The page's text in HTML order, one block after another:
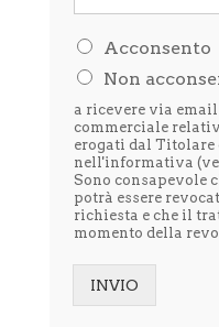
H
o
l
e
t
t
o
l
i
n
f
r
Acconsento
Non
a ricevere via
commerciale
erogati dal Titolare
nell'informativa
Sono consapevole
potrà essere
richiesta e che il
momento della
INVIO